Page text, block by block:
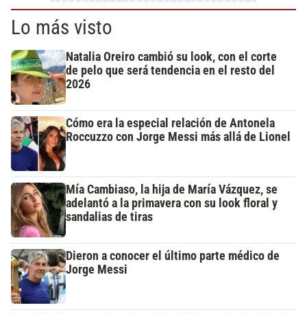
Lo más visto
Natalia Oreiro cambió su look, con el corte
de pelo que será tendencia en el resto del
2026
Cómo era la especial relación de Antonela
Roccuzzo con Jorge Messi más allá de Lionel
Mía Cambiaso, la hija de María Vázquez, se
adelantó a la primavera con su look floral y
sandalias de tiras
Dieron a conocer el último parte médico de
Jorge Messi